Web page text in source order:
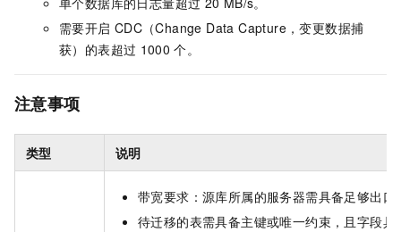
需要开启 CDC（Change Data Capture，变更数据捕
获）的表超过 1000 个。
注意事项
类型 说明
带宽要求：源库所属的服务器需具备足够出
待迁移的表需具备主键或唯一约束，且字段